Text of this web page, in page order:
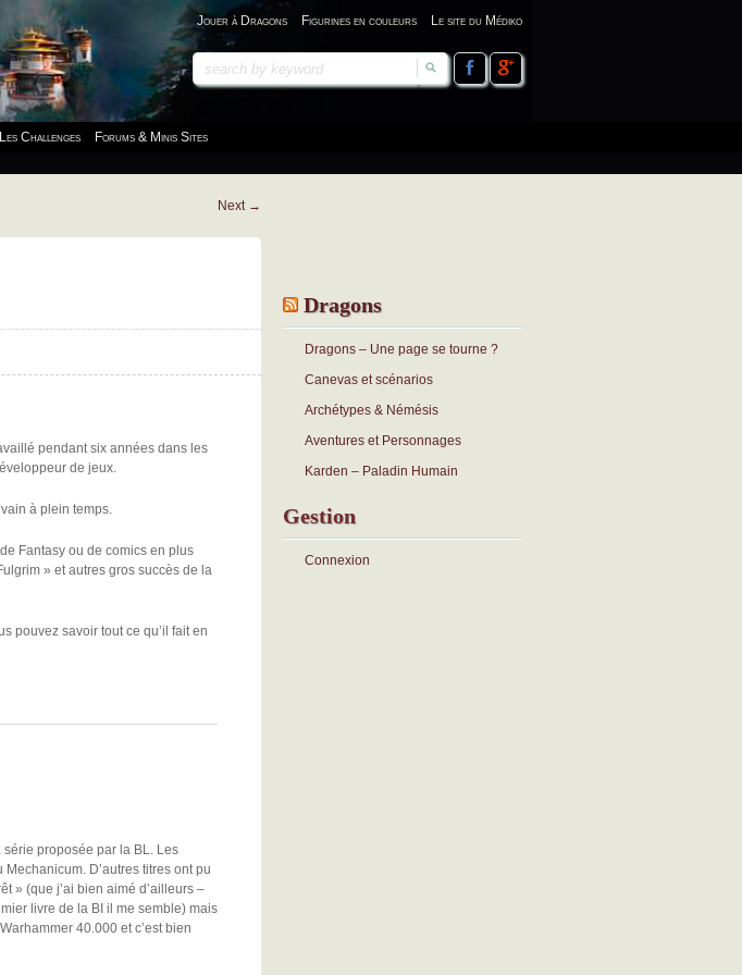
Jouer à Dragons Figurines en couleurs Le site du Médiko
Les Challenges Forums & Minis Sites
Next →
pendant six années dans les
de jeux.
à plein temps.
Fantasy ou de comics en plus
» et autres gros succès de la
pouvez savoir tout ce qu’il fait en
proposée par la BL. Les
D’autres titres ont pu
» (que j’ai bien aimé d’ailleurs –
livre de la BI il me semble) mais
40.000 et c’est bien
Dragons
Dragons – Une page se tourne ?
Canevas et scénarios
Archétypes & Némésis
Aventures et Personnages
Karden – Paladin Humain
Gestion
Connexion